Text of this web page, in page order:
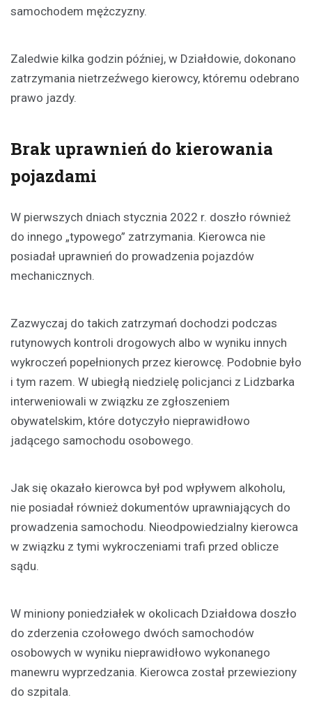
samochodem mężczyzny.
Zaledwie kilka godzin później, w Działdowie, dokonano
zatrzymania nietrzeźwego kierowcy, któremu odebrano
prawo jazdy.
Brak uprawnień do kierowania
pojazdami
W pierwszych dniach stycznia 2022 r. doszło również
do innego „typowego” zatrzymania. Kierowca nie
posiadał uprawnień do prowadzenia pojazdów
mechanicznych.
Zazwyczaj do takich zatrzymań dochodzi podczas
rutynowych kontroli drogowych albo w wyniku innych
wykroczeń popełnionych przez kierowcę. Podobnie było
i tym razem. W ubiegłą niedzielę policjanci z Lidzbarka
interweniowali w związku ze zgłoszeniem
obywatelskim, które dotyczyło nieprawidłowo
jadącego samochodu osobowego.
Jak się okazało kierowca był pod wpływem alkoholu,
nie posiadał również dokumentów uprawniających do
prowadzenia samochodu. Nieodpowiedzialny kierowca
w związku z tymi wykroczeniami trafi przed oblicze
sądu.
W miniony poniedziałek w okolicach Działdowa doszło
do zderzenia czołowego dwóch samochodów
osobowych w wyniku nieprawidłowo wykonanego
manewru wyprzedzania. Kierowca został przewieziony
do szpitala.